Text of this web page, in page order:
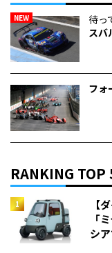
NEW
待っ
ス
フォ
RANKING TOP
【
「
シ